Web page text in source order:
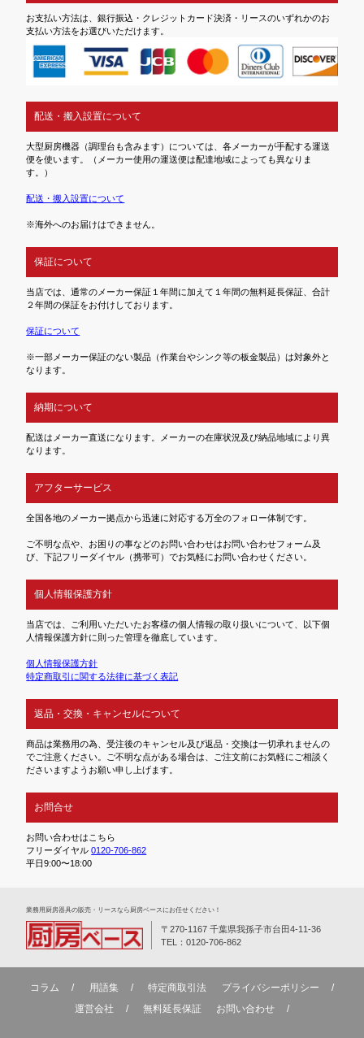
お支払い方法は、銀行振込・クレジットカード決済・リースのいずれかのお
支払い方法をお選びいただけます。
配送・搬入設置について
大型厨房機器（調理台も含みます）については、各メーカーが手配する運送
便を使います。（メーカー使用の運送便は配達地域によっても異なりま
す。）
配送・搬入設置について
※海外へのお届けはできません。
保証について
当店では、通常のメーカー保証１年間に加えて１年間の無料延長保証、合計
２年間の保証をお付けしております。
保証について
※一部メーカー保証のない製品（作業台やシンク等の板金製品）は対象外と
なります。
納期について
配送はメーカー直送になります。メーカーの在庫状況及び納品地域により異
なります。
アフターサービス
全国各地のメーカー拠点から迅速に対応する万全のフォロー体制です。
ご不明な点や、お困りの事などのお問い合わせはお問い合わせフォーム及
び、下記フリーダイヤル（携帯可）でお気軽にお問い合わせください。
個人情報保護方針
当店では、ご利用いただいたお客様の個人情報の取り扱いについて、以下個
人情報保護方針に則った管理を徹底しています。
個人情報保護方針
特定商取引に関する法律に基づく表記
返品・交換・キャンセルについて
商品は業務用の為、受注後のキャンセル及び返品・交換は一切承れませんの
でご注意ください。ご不明な点がある場合は、ご注文前にお気軽にご相談く
ださいますようお願い申し上げます。
お問合せ
お問い合わせはこちら
フリーダイヤル0120-706-862
平日9:00〜18:00
業務⽤厨房器具の販売・リースなら厨房ベースにお任せください！
〒270-1167 千葉県我孫子市台田4-11-36
TEL：0120-706-862
コラム 用語集 特定商取引法
プライバシーポリシー
運営会社
無料延⻑保証 お問い合わせ